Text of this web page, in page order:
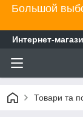
Большой
Интернет-
Товари та